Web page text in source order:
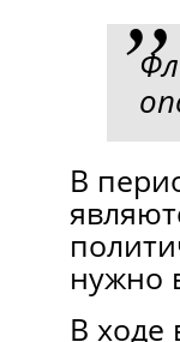
В
нужно
В ходе